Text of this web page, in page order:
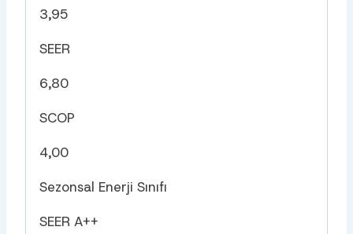
3,95
SEER
6,80
SCOP
4,00
Sezonsal Enerji Sınıfı
SEER A++